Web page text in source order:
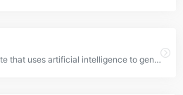
NovelistAI is a website that uses artificial intelligence to generate unique stories, novels, and interactive books. Choose from a variety of genres and styles to create your own personalized reading experience.